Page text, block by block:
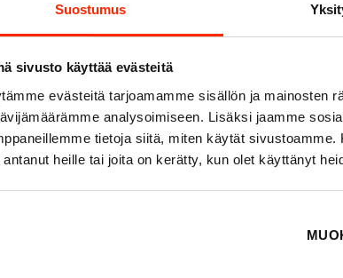
Suostumus
sivusto käyttää evästeitä
evästeitä tarjoamamme sisällön ja mainosten
analysoimiseen. Lisäksi jaamme
tietoja siitä, miten käytät
antanut heille tai joita on kerätty, kun olet käyttänyt